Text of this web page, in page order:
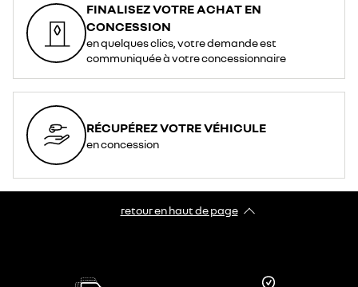
FINALISEZ VOTRE ACHAT EN
CONCESSION
en quelques clics, votre demande est
communiquée à votre concessionnaire
RÉCUPÉREZ VOTRE VÉHICULE
en concession
retour en haut de page​